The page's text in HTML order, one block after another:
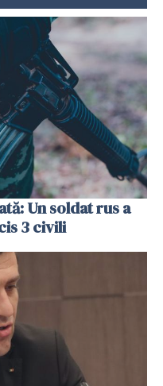
Un soldat rus a
3 civili